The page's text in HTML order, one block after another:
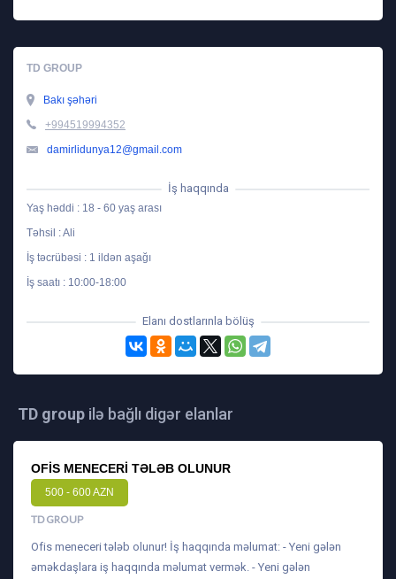
TD GROUP
Bakı şəhəri
+994519994352
damirlidunya12@gmail.com
İş haqqında
Yaş həddi : 18 - 60 yaş arası
Təhsil : Ali
İş təcrübəsi : 1 ildən aşağı
İş saatı : 10:00-18:00
Elanı dostlarınla bölüş
TD group ilə bağlı digər elanlar
OFIS MENECERI TƏLƏB OLUNUR
500 - 600 AZN
TD GROUP
Ofis meneceri tələb olunur! İş haqqında məlumat: - Yeni gələn
əməkdaşlara iş haqqında məlumat vermək. - Yeni gələn